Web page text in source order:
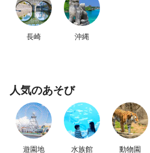
長崎 沖縄
人気のあそび
遊園地 水族館 動物園